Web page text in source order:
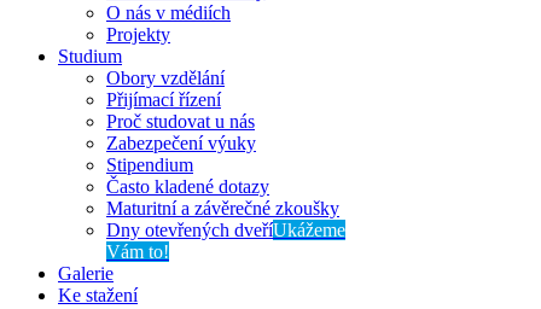
O nás v médiích
Projekty
Studium
Obory vzdělání
Přijímací řízení
Proč studovat u nás
Zabezpečení výuky
Stipendium
Často kladené dotazy
Maturitní a závěrečné zkoušky
Dny otevřených dveříUkážeme
Vám to!
Galerie
Ke stažení